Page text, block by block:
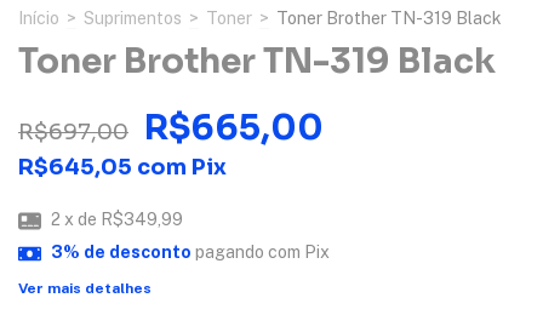
Início > Suprimentos > Toner > Toner Brother TN-319 Black
Toner Brother TN-319 Black
R$697,00 R$665,00
R$645,05 com Pix
2 x de R$349,99
3% de desconto pagando com Pix
Ver mais detalhes